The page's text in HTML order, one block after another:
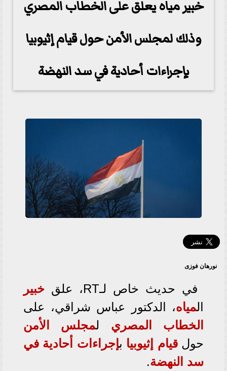
خبير مياه يعلق على الخطاب المصري
وذلك لمجلس الأمن حول قيام إثيوبيا
بإجراءات أحادية في سد النهضة
نورهان فوزى
في حديث خاص لـRT، علق
خبير
المياه، الدكتور عباس شراقي، على
الخطاب المصري لمجلس
الأمن
حولقيام إثيوبيا بإجراءات أحادية في
سد النهضة.